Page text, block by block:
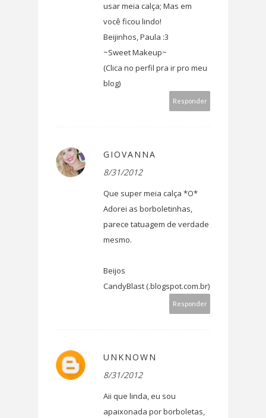
usar meia calça; Mas em
você ficou lindo!
Beijinhos, Paula :3
~Sweet Makeup~
(Clica no perfil pra ir pro meu
blog)
Responder
GIOVANNA
8/31/2012
Que super meia calça *O*
Adorei as borboletinhas,
parece tatuagem de verdade
mesmo.
Beijos
CandyBlast (.blogspot.com.br)
Responder
UNKNOWN
8/31/2012
Aii que linda, eu sou
apaixonada por borboletas,